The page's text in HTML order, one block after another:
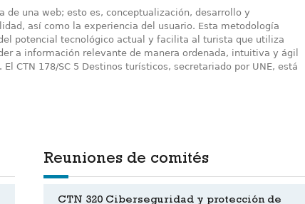
de una web; esto es, conceptualización, desarrollo y
así como la experiencia del usuario. Esta metodología
potencial tecnológico actual y facilita al turista que utiliza
a información relevante de manera ordenada, intuitiva y ágil
CTN 178/SC 5 Destinos turísticos, secretariado por UNE, está
Reuniones de comités
CTN 320 Ciberseguridad y protección de